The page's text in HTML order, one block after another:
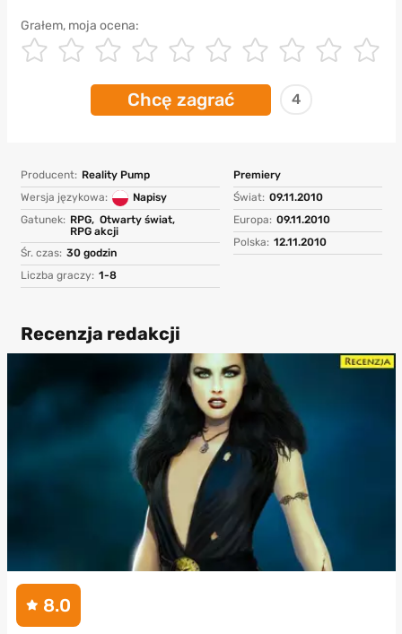
Grałem, moja ocena:
Chcę zagrać 4
Producent: Reality Pump
Wersja językowa:
Napisy
Gatunek: RPG, Otwarty świat,
RPG akcji
Śr. czas: 30 godzin
Liczba graczy: 1-8
Premiery
Świat: 09.11.2010
Europa: 09.11.2010
Polska: 12.11.2010
Recenzja redakcji
8.0